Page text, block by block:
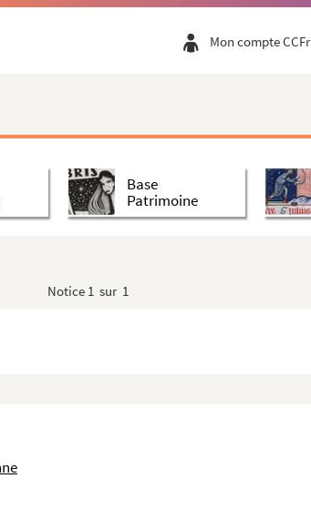
Mon compte CCFr
Base
Patrimoine
Notice 1 sur 1